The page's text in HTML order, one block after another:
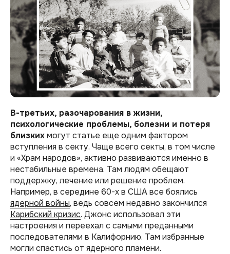
В-третьих, разочарования в жизни,
психологические проблемы, болезни и потеря
близкихмогут статье еще одним фактором
вступления в секту. Чаще всего секты, в том числе
и «Храм народов», активно развиваются именно в
нестабильные времена. Там людям обещают
поддержку, лечение или решение проблем.
Например, в середине 60-х в США все боялись
ядерной войны, ведь совсем недавно закончился
Карибский кризис. Джонс использовал эти
настроения и переехал с самыми преданными
последователями в Калифорнию. Там избранные
могли спастись от ядерного пламени.